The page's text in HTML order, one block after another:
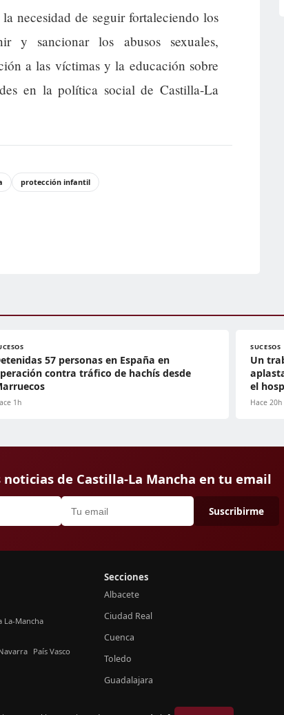
necesidad de seguir fortaleciendo los
y sancionar los abusos sexuales,
a las víctimas y la educación sobre
en la política social de Castilla-La
protección infantil
57 personas en España en
contra tráfico de hachís desde
1h
SUCESOS
Un
el
Hace 20h
noticias de Castilla-La Mancha en tu email
Suscribirme
La-Mancha
País Vasco
Secciones
Albacete
Ciudad Real
Cuenca
Toledo
Guadalajara